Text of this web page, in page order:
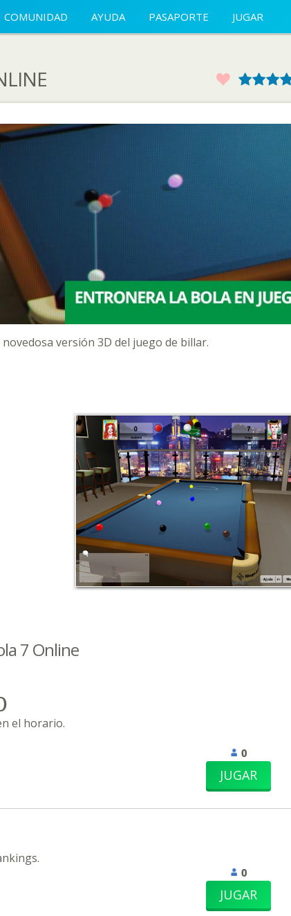
COMUNIDAD AYUDA PASAPORTE JUGAR
Favorito3
2
1
versión 3D del juego de billar.
7 Online
el horario.
0
JUGAR
0
JUGAR